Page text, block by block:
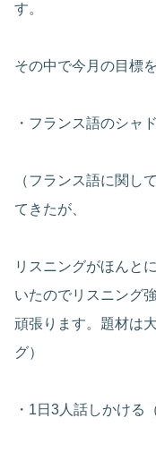
す。
その中で今月の目標
・フランス語のシャ
（フランス語に関し
てきたが、
リスニングがほんと
いたのでリスニング
頑張ります。題材は
グ）
・1日3人話しかける